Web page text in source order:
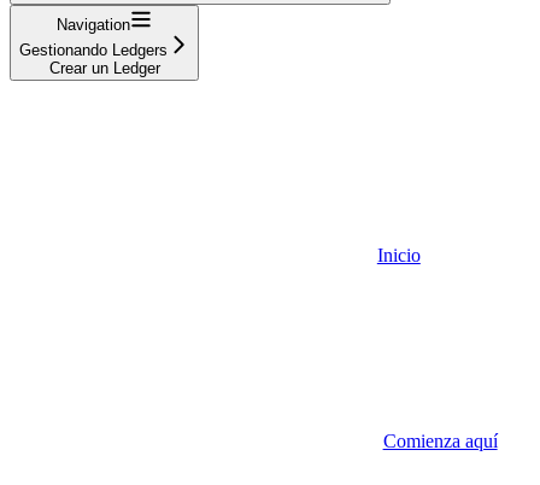
Navigation
Gestionando Ledgers
Crear un Ledger
Inicio
Comienza aquí